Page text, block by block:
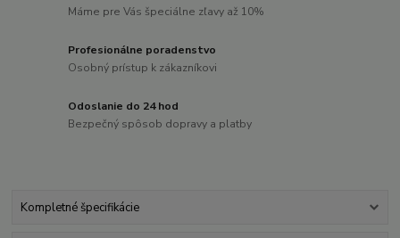
Máme pre Vás špeciálne zľavy až 10%
Profesionálne poradenstvo
Osobný prístup k zákazníkovi
Odoslanie do 24 hod
Bezpečný spôsob dopravy a platby
Kompletné špecifikácie